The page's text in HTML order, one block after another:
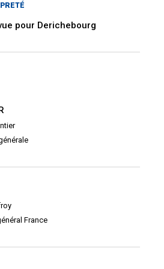
pour Derichebourg
France